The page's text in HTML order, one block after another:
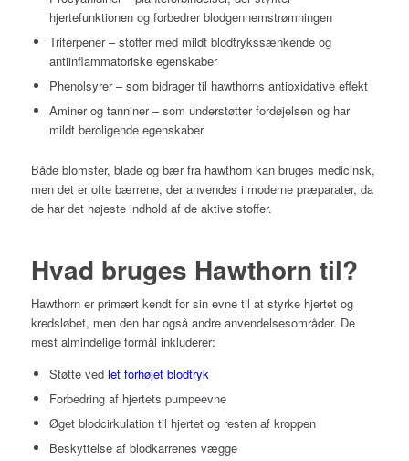
hjertefunktionen og forbedrer blodgennemstrømningen
Triterpener – stoffer med mildt blodtrykssænkende og
antiinflammatoriske egenskaber
Phenolsyrer – som bidrager til hawthorns antioxidative effekt
Aminer og tanniner – som understøtter fordøjelsen og har
mildt beroligende egenskaber
Både blomster, blade og bær fra hawthorn kan bruges medicinsk,
men det er ofte bærrene, der anvendes i moderne præparater, da
de har det højeste indhold af de aktive stoffer.
Hvad bruges Hawthorn til?
Hawthorn er primært kendt for sin evne til at styrke hjertet og
kredsløbet, men den har også andre anvendelsesområder. De
mest almindelige formål inkluderer:
Støtte ved let forhøjet blodtryk
Forbedring af hjertets pumpeevne
Øget blodcirkulation til hjertet og resten af kroppen
Beskyttelse af blodkarrenes vægge